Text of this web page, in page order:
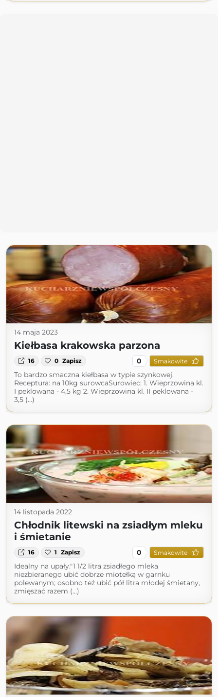
14 maja 2023
Kiełbasa krakowska parzona
16 0 Zapisz 0 Smakowite
To bardzo smaczna kiełbasa w typie szynkowej.
Receptura: na 10kg surowcaSurowiec: 1. Wieprzowina kl.
I peklowana - 4,5 kg 2. Wieprzowina kl. II peklowana -
3,5 (...)
14 listopada 2022
Chłodnik litewski na zsiadłym mleku
i śmietanie
16 1 Zapisz 0 Smakowite
Idealny na upały."1 1/2 litra zsiadłego mleka
niezbieranego ubić dobrze miotełką w garnku
polewanym; osobno też ubić pół litra młodej śmietany,
zmięszać razem (...)